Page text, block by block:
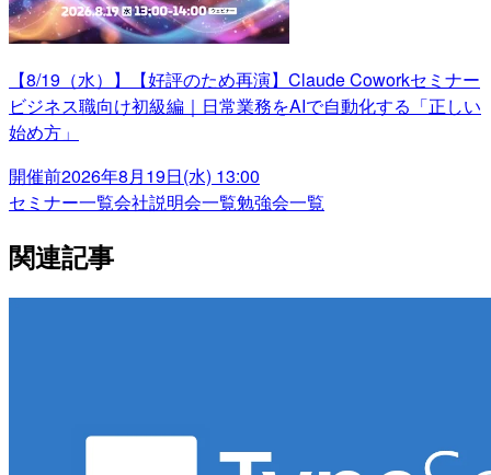
【8/19（水）】【好評のため再演】Claude Coworkセミナー
ビジネス職向け初級編｜日常業務をAIで自動化する「正しい
始め方」
開催前2026年8月19日(水) 13:00
セミナー一覧会社説明会一覧勉強会一覧
関連記事